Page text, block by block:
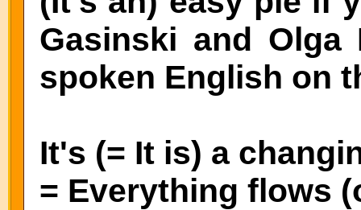
Gasinski and Olga
spoken English on
It's (= It is) a
= Everything flows